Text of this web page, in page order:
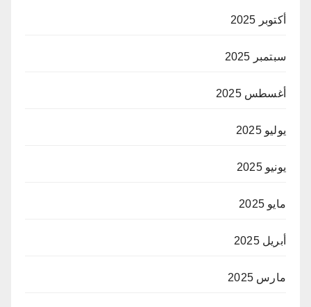
أكتوبر 2025
سبتمبر 2025
أغسطس 2025
يوليو 2025
يونيو 2025
مايو 2025
أبريل 2025
مارس 2025